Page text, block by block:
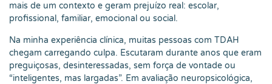
mais de um contexto e geram prejuízo real: escolar,
profissional, familiar, emocional ou social.
Na minha experiência clínica, muitas pessoas com TDAH
chegam carregando culpa. Escutaram durante anos que eram
preguiçosas, desinteressadas, sem força de vontade ou
“inteligentes, mas largadas”. Em avaliação neuropsicológica,